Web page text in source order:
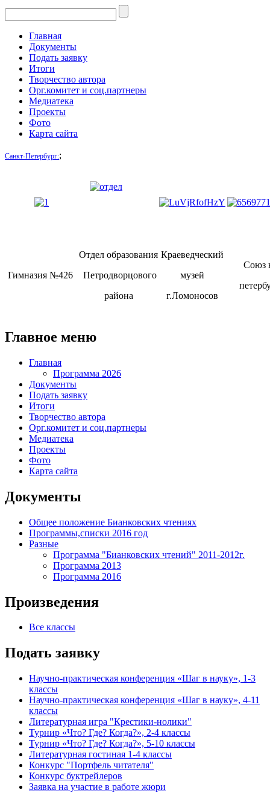
Главная
Документы
Подать заявку
Итоги
Творчество автора
Орг.комитет и соц.партнеры
Медиатека
Проекты
Фото
Карта сайта
Санкт-Петербург:;
Гимназия №426
Отдел образования
Петродворцового
района
Краеведческий
музей
г.Ломоносов
Союз
Главное меню
Главная
Программа 2026
Документы
Подать заявку
Итоги
Творчество автора
Орг.комитет и соц.партнеры
Медиатека
Проекты
Фото
Карта сайта
Документы
Общее положение Бианковских чтениях
Программы,списки 2016 год
Разные
Программа "Бианковских чтений" 2011-2012г.
Программа 2013
Программа 2016
Произведения
Все классы
Подать заявку
Научно-практическая конференция «Шаг в науку», 1-3
классы
Научно-практическая конференция «Шаг в науку», 4-11
классы
Литературная игра "Крестики-нолики"
Турнир «Что? Где? Когда?», 2-4 классы
Турнир «Что? Где? Когда?», 5-10 классы
Литературная гостиная 1-4 классы
Конкурс "Портфель читателя"
Конкурс буктрейлеров
Заявка на участие в работе жюри